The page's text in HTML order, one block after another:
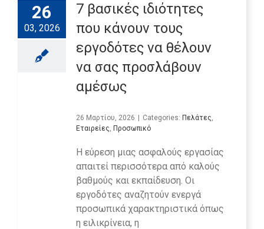
26
03, 2026
7 βασικές ιδιότητες
που κάνουν τους
εργοδότες να θέλουν
να σας προσλάβουν
αμέσως
26 Μαρτίου, 2026 | Categories: Πελάτες
Εταιρείες Προσωπικό
Η εύρεση μιας ασφαλούς εργασίας
απαιτεί περισσότερα από καλούς
βαθμούς και εκπαίδευση. Οι
εργοδότες αναζητούν ενεργά
προσωπικά χαρακτηριστικά όπως
η ειλικρίνεια, η